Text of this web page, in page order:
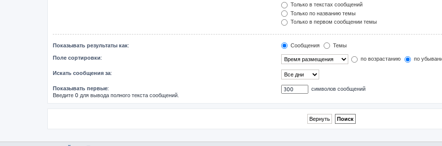
Только в текстах сообщений
Только по названию темы
Только в первом сообщении темы
Показывать результаты как: Сообщения
Темы
Поле сортировки:
по возрастанию по
Искать сообщения за:
Показывать первые:
Введите 0 для вывода полного текста сообщений.
символов сообщений